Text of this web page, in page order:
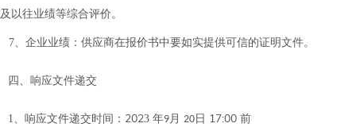
以往业绩等综合评价。
7、企业业绩：供应商在报价书中要如实提供可信的证明文件。
四、响应文件递交
1、响应文件递交时间： 2023 年9月 20 日 17:00 前